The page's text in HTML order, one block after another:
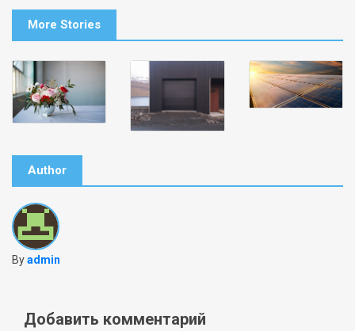
More Stories
Author
Byadmin
Добавить комментарий